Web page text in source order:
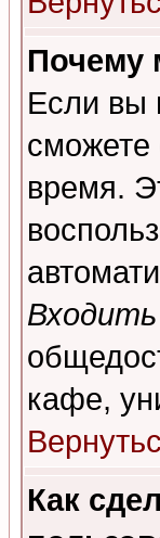
Почему
Если вы
сможете
время.
кафе,
Как